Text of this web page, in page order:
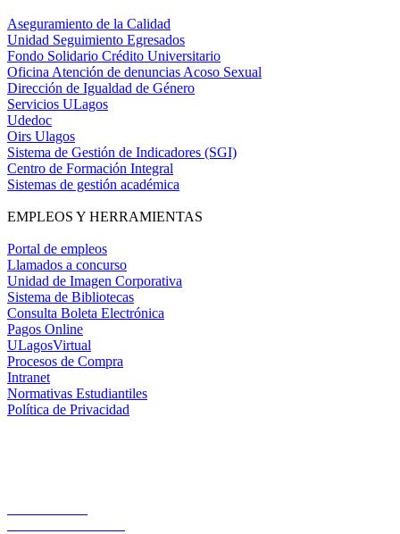
Aseguramiento de la Calidad
Unidad Seguimiento Egresados
Fondo Solidario Crédito Universitario
Oficina Atención de denuncias Acoso Sexual
Dirección de Igualdad de Género
Servicios ULagos
Udedoc
Oirs Ulagos
Sistema de Gestión de Indicadores (SGI)
Centro de Formación Integral
Sistemas de gestión académica
EMPLEOS Y HERRAMIENTAS
Portal de empleos
Llamados a concurso
Unidad de Imagen Corporativa
Sistema de Bibliotecas
Consulta Boleta Electrónica
Pagos Online
ULagosVirtual
Procesos de Compra
Intranet
Normativas Estudiantiles
Política de Privacidad